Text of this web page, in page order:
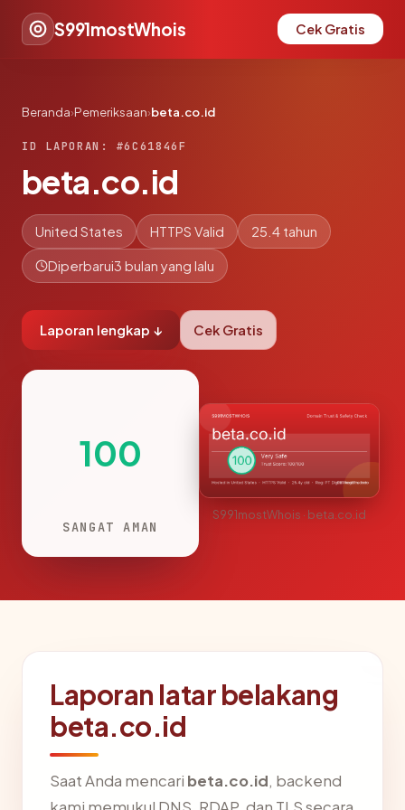
S991mostWhois Cek Gratis
Beranda›Pemeriksaan›beta.co.id
ID LAPORAN: #6C61846F
beta.co.id
United States HTTPS Valid 25.4 tahun
Diperbarui3 bulan yang lalu
Laporan lengkap ↓ Cek Gratis
100
SANGAT AMAN
S991mostWhois · beta.co.id
Laporan latar belakang
beta.co.id
Saat Anda mencari beta.co.id, backend